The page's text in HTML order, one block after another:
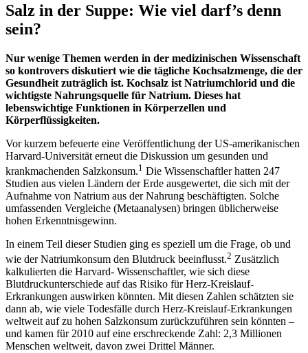
Salz in der Suppe: Wie viel darf’s denn
sein?
Nur wenige Themen werden in der medizinischen Wissenschaft
so kontrovers diskutiert wie die tägliche Kochsalzmenge, die der
Gesundheit zuträglich ist. Kochsalz ist Natriumchlorid und die
wichtigste Nahrungsquelle für Natrium. Dieses hat
lebenswichtige Funktionen in Körperzellen und
Körperflüssigkeiten.
Vor kurzem befeuerte eine Veröffentlichung der US-amerikanischen
Harvard-Universität erneut die Diskussion um gesunden und
krankmachenden Salzkonsum.1 Die Wissenschaftler hatten 247
Studien aus vielen Ländern der Erde ausgewertet, die sich mit der
Aufnahme von Natrium aus der Nahrung beschäftigten. Solche
umfassenden Vergleiche (Metaanalysen) bringen üblicherweise
hohen Erkenntnisgewinn.
In einem Teil dieser Studien ging es speziell um die Frage, ob und
wie der Natriumkonsum den Blutdruck beeinflusst.2 Zusätzlich
kalkulierten die Harvard- Wissenschaftler, wie sich diese
Blutdruckunterschiede auf das Risiko für Herz-Kreislauf-
Erkrankungen auswirken könnten. Mit diesen Zahlen schätzten sie
dann ab, wie viele Todesfälle durch Herz-Kreislauf-Erkrankungen
weltweit auf zu hohen Salzkonsum zurückzuführen sein könnten –
und kamen für 2010 auf eine erschreckende Zahl: 2,3 Millionen
Menschen weltweit, davon zwei Drittel Männer.